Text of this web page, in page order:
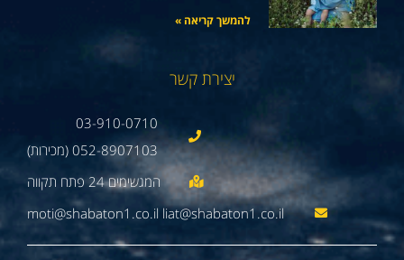
להמשך קריאה »
יצירת קשר
03-910-0710
052-8907103 (מכירות)
moti@shabaton1.co.il liat@shabaton1.co.il